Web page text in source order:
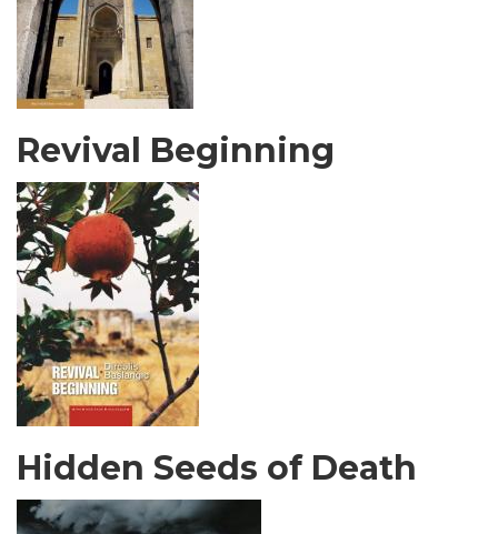
Revival Beginning
Hidden Seeds of Death